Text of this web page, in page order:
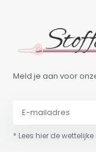
Meld je aan voor
* Lees hier de